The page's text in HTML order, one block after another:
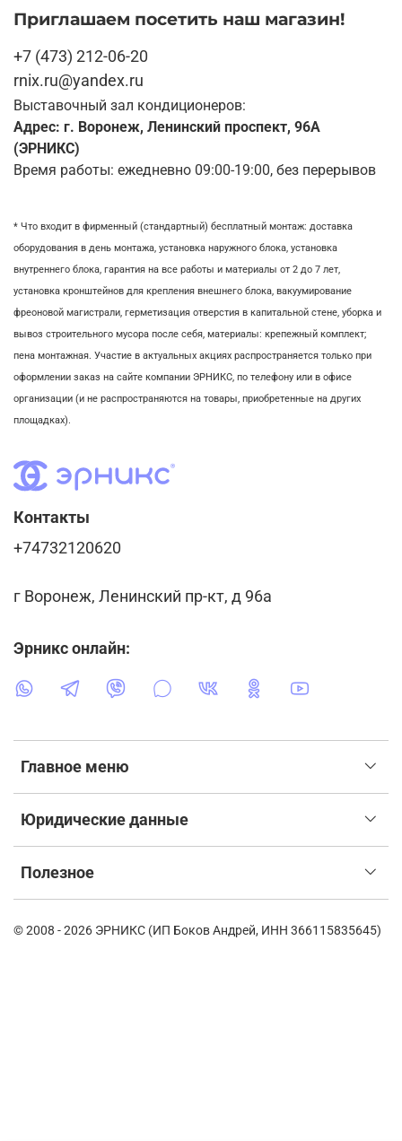
Приглашаем посетить наш магазин!
+7 (473) 212-06-20
rnix.ru@yandex.ru
Выставочный зал кондиционеров:
Адрес: г. Воронеж, Ленинский проспект, 96А
(ЭРНИКС)
Время работы: ежедневно 09:00-19:00, без перерывов
* Что входит в фирменный (стандартный) бесплатный монтаж: доставка
оборудования в день монтажа, установка наружного блока, установка
внутреннего блока, гарантия на все работы и материалы от 2 до 7 лет,
установка кронштейнов для крепления внешнего блока, вакуумирование
фреоновой магистрали, герметизация отверстия в капитальной стене, уборка и
вывоз строительного мусора после себя, материалы: крепежный комплект;
пена монтажная. Участие в актуальных акциях распространяется только при
оформлении заказ на сайте компании ЭРНИКС, по телефону или в офисе
организации (и не распространяются на товары, приобретенные на других
площадках).
Главное меню
Юридические данные
Полезное
Контакты
+74732120620
г Воронеж, Ленинский пр-кт, д 96а
Эрникс онлайн:
© 2008 - 2026 ЭРНИКС (ИП Боков Андрей, ИНН 366115835645)